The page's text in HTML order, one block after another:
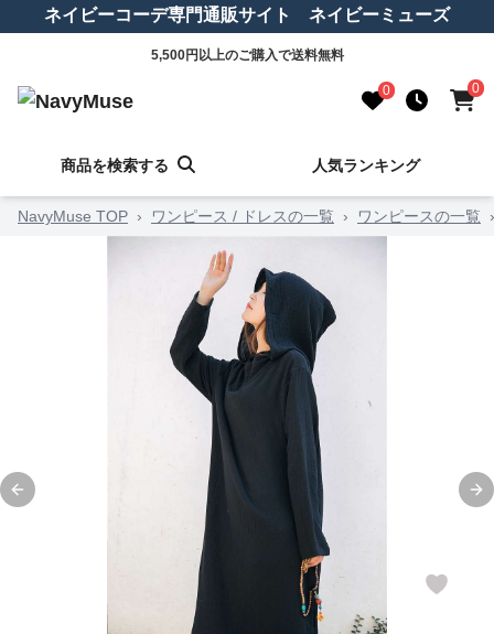
ネイビーコーデ専門通販サイト ネイビーミューズ
5,500円以上のご購入で送料無料
0 0
商品を検索する 人気ランキング
NavyMuse TOP › ワンピース / ドレスの一覧 › ワンピースの一覧 ›
Previous slide